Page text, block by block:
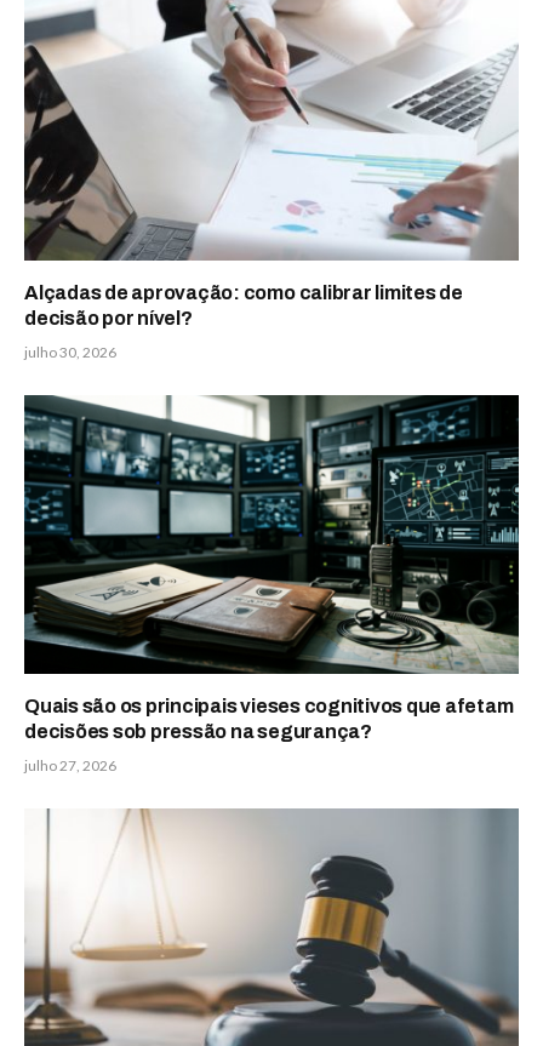
Alçadas de aprovação: como calibrar limites de
decisão por nível?
julho 30, 2026
Quais são os principais vieses cognitivos que afetam
decisões sob pressão na segurança?
julho 27, 2026